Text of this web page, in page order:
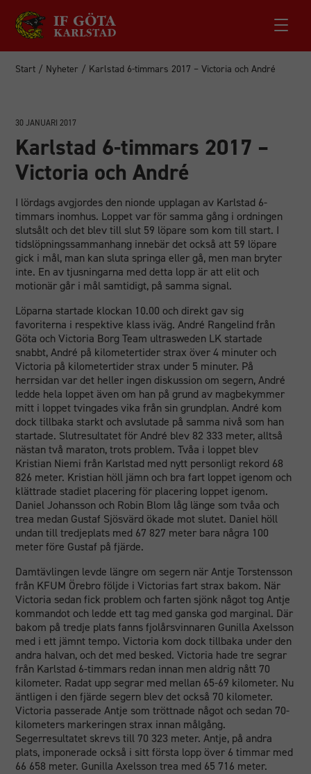
Start / Nyheter / Karlstad 6-timmars 2017 – Victoria och André
30 JANUARI 2017
Karlstad 6-timmars 2017 –
Victoria och André
I lördags avgjordes den nionde upplagan av Karlstad 6-
timmars inomhus. Loppet var för samma gång i ordningen
slutsålt och det blev till slut 59 löpare som kom till start. I
tidslöpningssammanhang innebär det också att 59 löpare
gick i mål, man kan sluta springa eller gå, men man bryter
inte. En av tjusningarna med detta lopp är att elit och
motionär går i mål samtidigt, på samma signal.
Löparna startade klockan 10.00 och direkt gav sig
favoriterna i respektive klass iväg. André Rangelind från
Göta och Victoria Borg Team ultrasweden LK startade
snabbt, André på kilometertider strax över 4 minuter och
Victoria på kilometertider strax under 5 minuter. På
herrsidan var det heller ingen diskussion om segern, André
ledde hela loppet även om han på grund av magbekymmer
mitt i loppet tvingades vika från sin grundplan. André kom
dock tillbaka starkt och avslutade på samma nivå som han
startade. Slutresultatet för André blev 82 333 meter, alltså
nästan två maraton, trots problem. Tvåa i loppet blev
Kristian Niemi från Karlstad med nytt personligt rekord 68
826 meter. Kristian höll jämn och bra fart loppet igenom och
klättrade stadiet placering för placering loppet igenom.
Daniel Johansson och Robin Blom låg länge som tvåa och
trea medan Gustaf Sjösvärd ökade mot slutet. Daniel höll
undan till tredjeplats med 67 827 meter bara några 100
meter före Gustaf på fjärde.
Damtävlingen levde längre om segern när Antje Torstensson
från KFUM Örebro följde i Victorias fart strax bakom. När
Victoria sedan fick problem och farten sjönk något tog Antje
kommandot och ledde ett tag med ganska god marginal. Där
bakom på tredje plats fanns fjolårsvinnaren Gunilla Axelsson
med i ett jämnt tempo. Victoria kom dock tillbaka under den
andra halvan, och det med besked. Victoria hade tre segrar
från Karlstad 6-timmars redan innan men aldrig nått 70
kilometer. Radat upp segrar med mellan 65-69 kilometer. Nu
äntligen i den fjärde segern blev det också 70 kilometer.
Victoria passerade Antje som tröttnade något och sedan 70-
kilometers markeringen strax innan målgång.
Segerresultatet skrevs till 70 323 meter. Antje, på andra
plats, imponerade också i sitt första lopp över 6 timmar med
66 658 meter. Gunilla Axelsson trea med 65 716 meter.